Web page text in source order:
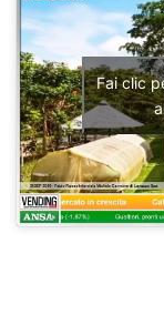
Fai clic